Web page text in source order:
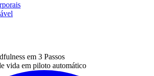
em 3 Passos
vida em piloto automático